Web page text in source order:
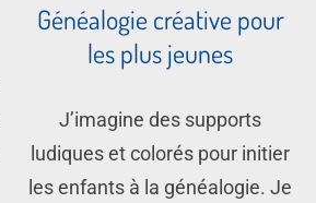
Généalogie créative pour
les plus jeunes
J’imagine des supports
ludiques et colorés pour initier
les enfants à la généalogie. Je